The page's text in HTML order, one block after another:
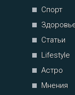
Спорт
Статьи
Lifestyle
Астро
Мнения